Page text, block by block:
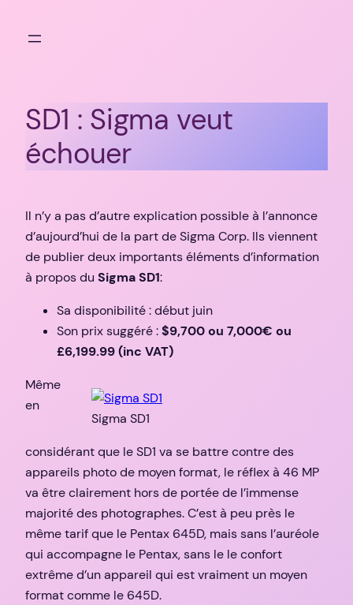
SD1 : Sigma veut
échouer
Il n’y a pas d’autre explication possible à l’annonce
d’aujourd’hui de la part de Sigma Corp. Ils viennent
de publier deux importants éléments d’information
à propos du Sigma SD1:
Sa disponibilité : début juin
Son prix suggéré :$9,700 ou 7,000€ ou
£6,199.99 (inc VAT)
Sigma SD1
Même
en
considérant que le SD1 va se battre contre des
appareils photo de moyen format, le réflex à 46 MP
va être clairement hors de portée de l’immense
majorité des photographes. C’est à peu près le
même tarif que le Pentax 645D, mais sans l’auréole
qui accompagne le Pentax, sans le le confort
extrême d’un appareil qui est vraiment un moyen
format comme le 645D.